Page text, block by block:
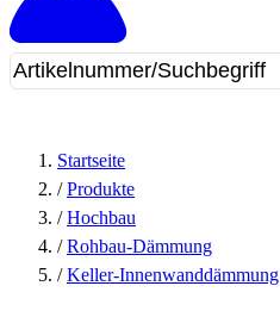
Startseite
/ Produkte
/ Hochbau
/ Rohbau-Dämmung
/ Keller-Innenwanddämmung